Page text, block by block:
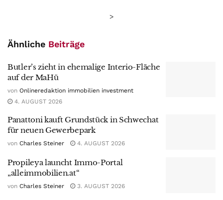
>
Ähnliche Beiträge
Butler’s zieht in ehemalige Interio-Fläche
auf der MaHü
von Onlineredaktion immobilien investment
4. AUGUST 2026
Panattoni kauft Grundstück in Schwechat
für neuen Gewerbepark
von Charles Steiner 4. AUGUST 2026
Propileya launcht Immo-Portal
„alleimmobilien.at“
von Charles Steiner 3. AUGUST 2026